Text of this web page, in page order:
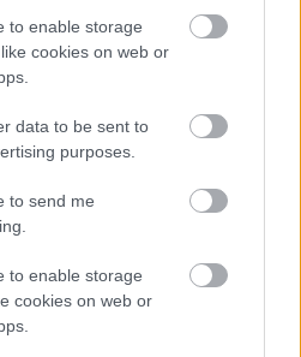
to enable storage
cookies on web or
data to be sent to
purposes.
to send me
to enable storage
cookies on web or
van monitor!
en is túllépett, de a
input laggal küzdeniük:
a Computexen.